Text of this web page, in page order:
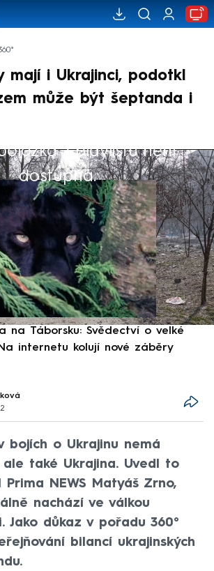
mají i Ukrajinci, podotkl
může být šeptanda i
z playlistu není
dostupná.
na Táborsku: Svědectví o velké
internetu kolují nové záběry
bojích o Ukrajinu nemá
ale také Ukrajina. Uvedl to
NEWS Matyáš Zrno,
nachází ve válkou
Jako důkaz v pořadu 360°
bilancí ukrajinských